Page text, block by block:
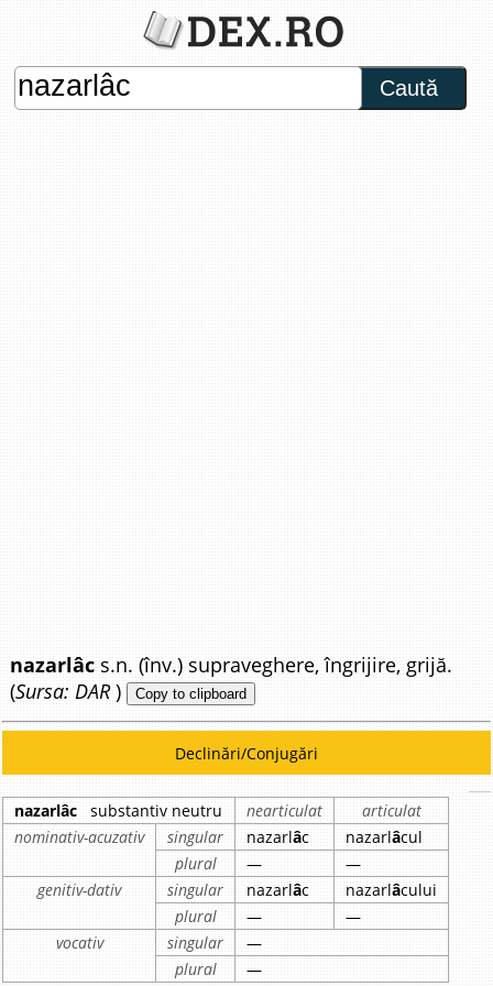
Caută
nazarlâc s.n. (înv.) supraveghere, îngrijire, grijă.
(Sursa: DAR) Copy to clipboard
Declinări/Conjugări
nazarlâc substantiv neutru nearticulat
articulat
nominativ-acuzativ
singular nazarlâc nazarlâcul
plural
—
—
genitiv-dativ
singular nazarlâc nazarlâcului
plural
—
—
vocativ
singular
—
plural
—